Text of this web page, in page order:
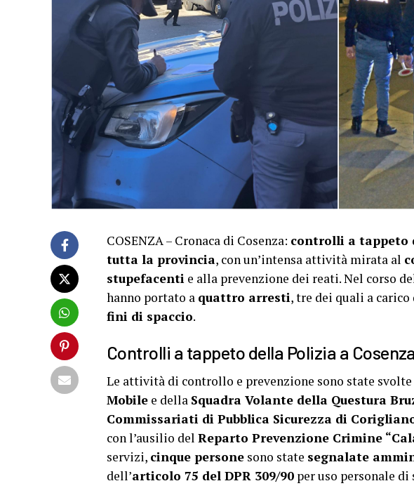
COSENZA – Cronaca di Cosenza: controlli a tappeto
tutta la provincia, con un’intensa attività mirata al
stupefacenti e alla prevenzione dei reati. Nel corso
hanno portato a quattro arresti, tre dei quali a carico
fini di spaccio.
Controlli a tappeto della Polizia a
Le attività di controllo e prevenzione sono state
Mobile e della Squadra Volante della Questura
Commissariati di Pubblica Sicurezza di
con l’ausilio del Reparto Prevenzione Crimine
servizi, cinque persone sono state segnalate
dell’articolo 75 del DPR 309/90 per uso personale